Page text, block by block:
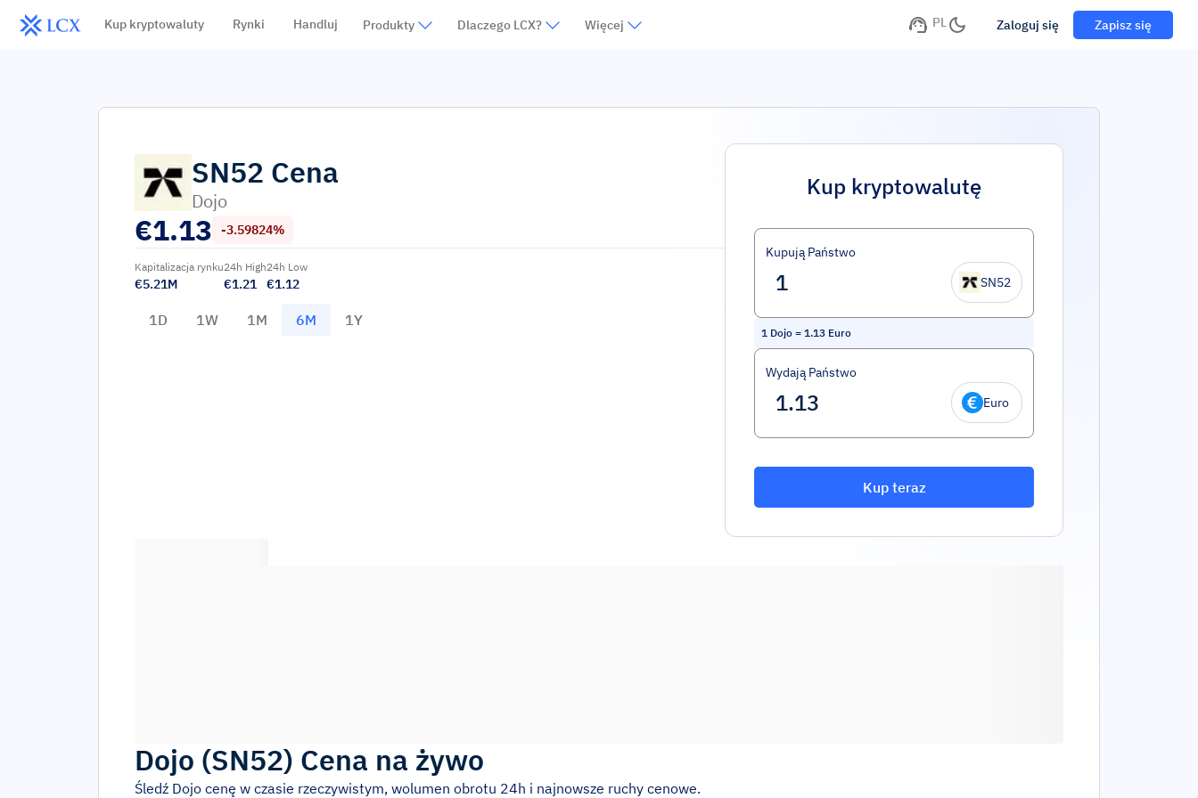
Kup kryptowaluty Rynki Handluj Produkty Dlaczego LCX? Więcej PL Zaloguj się Zapisz się
SN52 Cena
Dojo
€1.13 -3.59824%
Kapitalizacja rynku
€5.21M
24h High
€1.21
24h Low
€1.12
1D 1W 1M 6M 1Y
Kup kryptowalutę
Kupują Państwo
SN52
1 Dojo = 1.13 Euro
Wydają Państwo
Euro
Kup teraz
Dojo (SN52) Cena na żywo
Śledź Dojo cenę w czasie rzeczywistym, wolumen obrotu 24h i najnowsze ruchy cenowe.